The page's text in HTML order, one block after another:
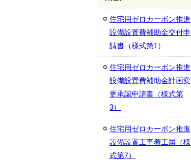
住宅用ゼロカーボン推進
設備設置費補助金交付申
請書（様式第1）
住宅用ゼロカーボン推進
設備設置費補助金計画変
更承認申請書（様式第
3）
住宅用ゼロカーボン推進
設備設置工事着工届（様
式第7）